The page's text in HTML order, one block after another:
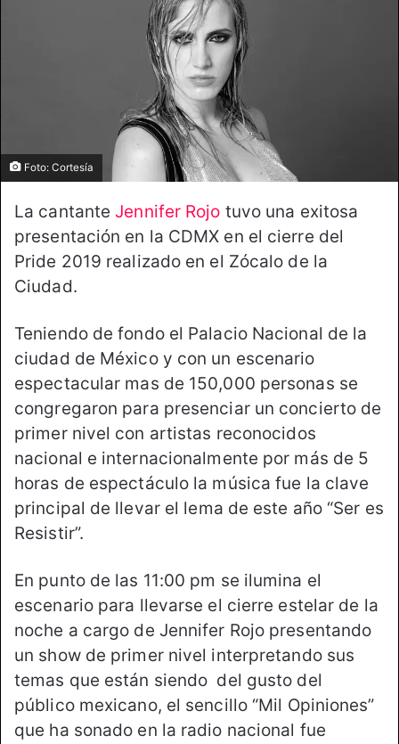
Foto: Cortesía
La cantante Jennifer Rojo tuvo una exitosa
presentación en la CDMX en el cierre del
Pride 2019 realizado en el Zócalo de la
Ciudad.
Teniendo de fondo el Palacio Nacional de la
ciudad de México y con un escenario
espectacular mas de 150,000 personas se
congregaron para presenciar un concierto de
primer nivel con artistas reconocidos
nacional e internacionalmente por más de 5
horas de espectáculo la música fue la clave
principal de llevar el lema de este año “Ser es
Resistir”.
En punto de las 11:00 pm se ilumina el
escenario para llevarse el cierre estelar de la
noche a cargo de Jennifer Rojo presentando
un show de primer nivel interpretando sus
temas que están siendo del gusto del
público mexicano, el sencillo “Mil Opiniones”
que ha sonado en la radio nacional fue